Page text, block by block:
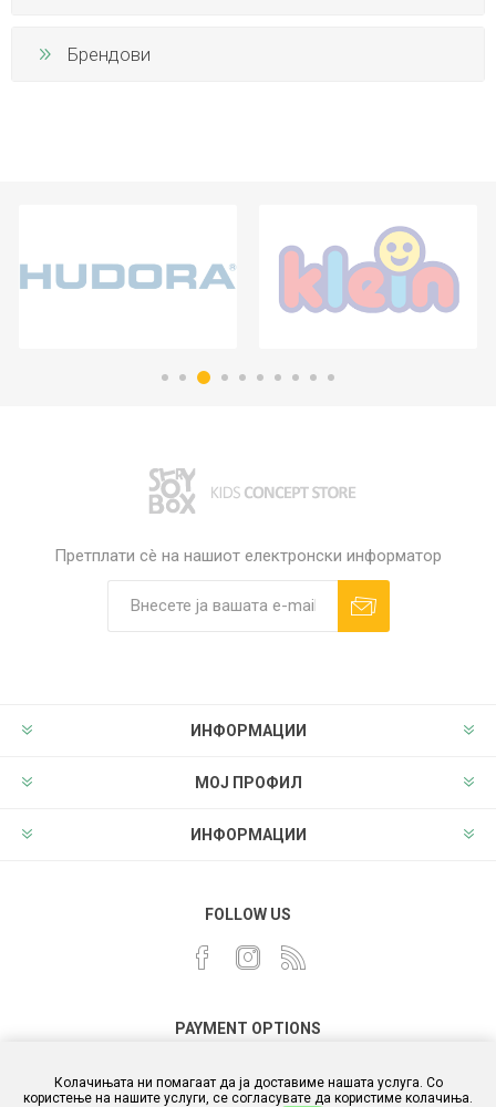
Брендови
Претплати сè на нашиот електронски информатор
ИНФОРМАЦИИ
МОЈ ПРОФИЛ
ИНФОРМАЦИИ
FOLLOW US
PAYMENT OPTIONS
Колачињата ни помагаат да ја доставиме нашата услуга. Со
користење на нашите услуги, се согласувате да користиме колачиња.